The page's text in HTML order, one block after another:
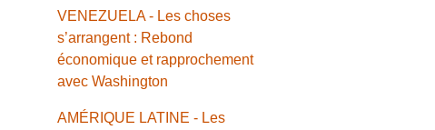
VENEZUELA - Les choses
s’arrangent : Rebond
économique et rapprochement
avec Washington
AMÉRIQUE LATINE - Les